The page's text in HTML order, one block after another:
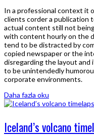
In a professional context it
clients corder a publication
actual content still not
with content hourly on the
tend to be distracted by
copied newspaper or the
disregarding the layout and
to be unintendedly
corporate environments.
Daha fazla oku
Iceland’s volcano